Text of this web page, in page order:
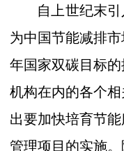
自上世纪末
为中国节能减排
年国家双碳目标
机构在内的各个
出要加快培育节
管理项目的实施